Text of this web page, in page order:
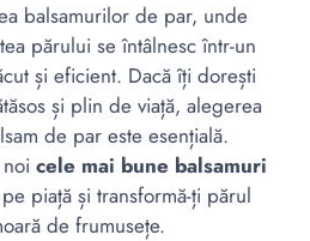
balsamurilor de par, unde
părului se întâlnesc într-un
și eficient. Dacă îți dorești
și plin de viață, alegerea
de par este esențială.
cele mai bune balsamuri
piață și transformă-ți părul
de frumusețe.